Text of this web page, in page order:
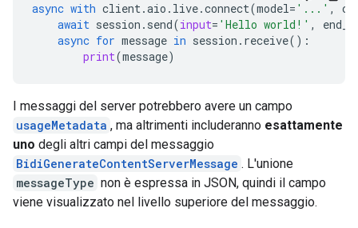
async with client.aio . live.connect(model= '...' ,
await session . send(input= 'Hello world!' ,
async for message in session . receive():
print(message)
I messaggi del server potrebbero avere un campo
usageMetadata , ma altrimenti includeranno esattamente
uno degli altri campi del messaggio
BidiGenerateContentServerMessage . L'unione
messageType non è espressa in JSON, quindi il campo
viene visualizzato nel livello superiore del messaggio.